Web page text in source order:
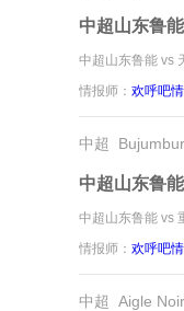
中超山东鲁
中超山东鲁能 vs
情报师： 欢呼吧
中超
中超山东鲁
中超山东鲁能 vs
情报师： 欢呼吧
中超 Aigle